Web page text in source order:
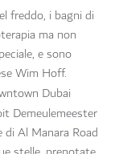
freddo, i bagni di
ma non
e sono
Wim Hoff.
Dubai
Demeulemeester
Al Manara Road